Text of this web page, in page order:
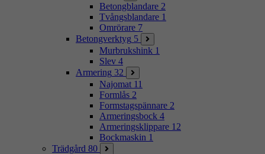
Betongblandare 2
Tvångsblandare 1
Omrörare 7
Betongverktyg 5
Murbrukshink 1
Slev 4
Armering 32
Najomat 11
Formlås 2
Formstagspännare 2
Armeringsbock 4
Armeringsklippare 12
Bockmaskin 1
Trädgård 80